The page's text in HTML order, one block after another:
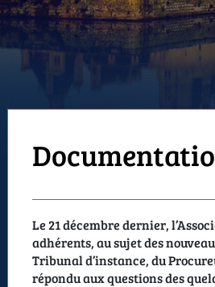
Le 21 décembre dernier,
adhérents, au sujet des
Tribunal d’instance, du
répondu aux questions des